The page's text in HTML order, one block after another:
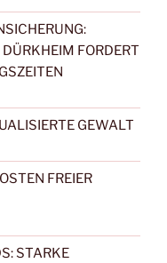
FORDERT
GEWALT
FREIER
STARKE